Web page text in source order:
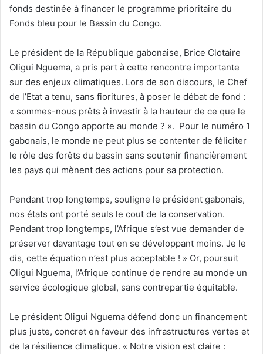
fonds destinée à financer le programme prioritaire du
Fonds bleu pour le Bassin du Congo.
Le président de la République gabonaise, Brice Clotaire
Oligui Nguema, a pris part à cette rencontre importante
sur des enjeux climatiques. Lors de son discours, le Chef
de l’Etat a tenu, sans fioritures, à poser le débat de fond :
« sommes-nous prêts à investir à la hauteur de ce que le
bassin du Congo apporte au monde ? ». Pour le numéro 1
gabonais, le monde ne peut plus se contenter de féliciter
le rôle des forêts du bassin sans soutenir financièrement
les pays qui mènent des actions pour sa protection.
Pendant trop longtemps, souligne le président gabonais,
nos états ont porté seuls le cout de la conservation.
Pendant trop longtemps, l’Afrique s’est vue demander de
préserver davantage tout en se développant moins. Je le
dis, cette équation n’est plus acceptable ! » Or, poursuit
Oligui Nguema, l’Afrique continue de rendre au monde un
service écologique global, sans contrepartie équitable.
Le président Oligui Nguema défend donc un financement
plus juste, concret en faveur des infrastructures vertes et
de la résilience climatique. « Notre vision est claire :